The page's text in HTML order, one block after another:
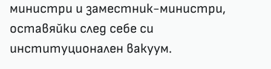
министри и заместник-министри,
оставяйки след себе си
институционален вакуум.